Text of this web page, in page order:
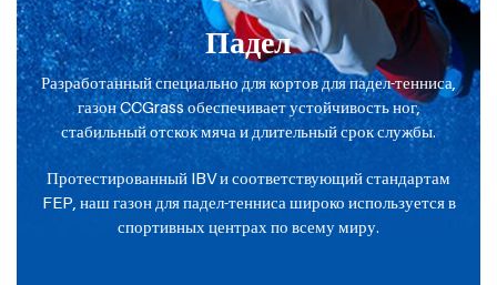
Падел
Разработанный специально для кортов для падел-тенниса,
газон CCGrass обеспечивает устойчивость ног,
стабильный отскок мяча и длительный срок службы.
Протестированный IBV и соответствующий стандартам
FEP, наш газон для падел-тенниса широко используется в
спортивных центрах по всему миру.